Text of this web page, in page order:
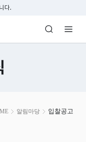
가기
다.
Korea Media
알림마당 입찰공고